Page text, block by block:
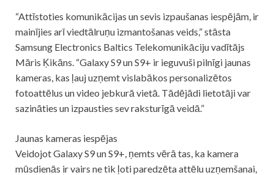
“Attīstoties komunikācijas un sevis izpaušanas iespējām, ir
mainījies arī viedtālruņu izmantošanas veids,” stāsta
Samsung Electronics Baltics Telekomunikāciju vadītājs
Māris Ķikāns. “Galaxy S9 un S9+ ir ieguvuši pilnīgi jaunas
kameras, kas ļauj uzņemt vislabākos personalizētos
fotoattēlus un video jebkurā vietā. Tādējādi lietotāji var
sazināties un izpausties sev raksturīgā veidā.”
Jaunas kameras iespējas
Veidojot Galaxy S9 un S9+, ņemts vērā tas, ka kamera
mūsdienās ir vairs ne tik ļoti paredzēta attēlu uzņemšanai,